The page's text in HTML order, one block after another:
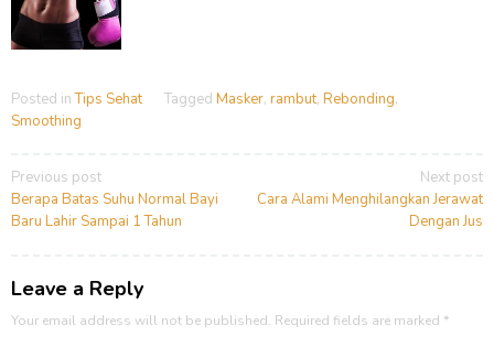
Posted inTips Sehat Tagged Masker, rambut, Rebonding,
Smoothing
Post
navigation
Previous post
Berapa Batas Suhu Normal Bayi
Baru Lahir Sampai 1 Tahun
Next post
Cara Alami Menghilangkan Jerawat
Dengan Jus
Leave a Reply
Your email address will not be published. Required fields are marked *